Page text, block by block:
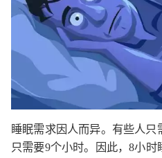
睡眠需求因人而异。有些人
只需要9个小时。因此，8小